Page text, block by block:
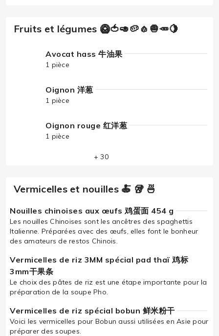
Fruits et légumes 🥝🍅🥑🥔🧄🧅🥕🍋
Avocat hass 牛油果
1 pièce
Oignon 洋葱
1 pièce
Oignon rouge 红洋葱
1 pièce
+ 30
Vermicelles et nouilles 🍝 🥡 🍜
Nouilles chinoises aux œufs 鸡蛋面 454 g
Les nouilles Chinoises sont les ancêtres des spaghettis
Italienne. Préparées avec des œufs, elles font le bonheur
des amateurs de restos Chinois.
Vermicelles de riz 3MM spécial pad thaï 鸡标
3mm干果条
Le choix des pâtes de riz est une étape importante pour la
préparation de la soupe Pho.
Vermicelles de riz spécial bobun 鲜米粉干
Voici les vermicelles pour Bobun aussi utilisées en Asie pour
préparer des soupes.